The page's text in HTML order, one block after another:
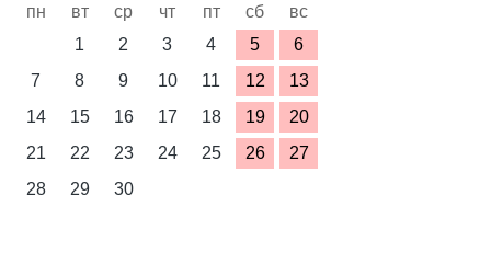
пн вт ср чт пт сб
вс
1
2 3 4 5
6
7
8 9 10 11 12
13
14
15 16 17 18 19
20
21
22 23 24 25 26
27
28
29 30